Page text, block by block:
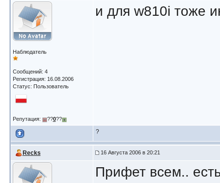
Наблюдатель
Сообщений: 4
Регистрация: 16.08.2006
Статус: Пользователь
Репутация: ??0??
и для w810i тоже
?
Recks 16 Августа 2006 в 20:21
Прифет всем..